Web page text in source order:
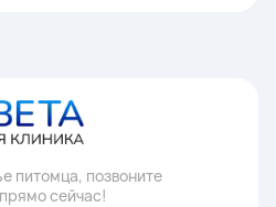
питомца, позвоните
сейчас!